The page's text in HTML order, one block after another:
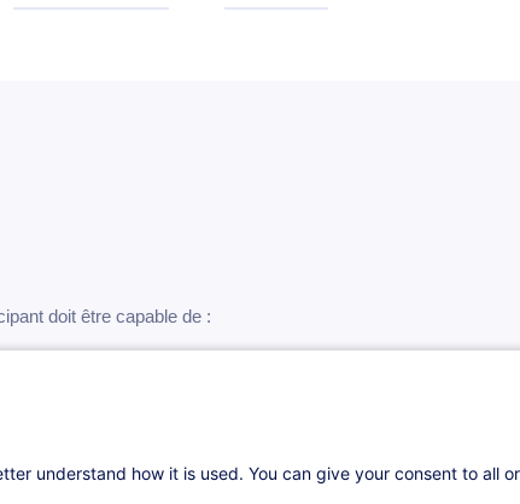
doit être capable de :
de ses collaborateurs
pilotage d’équipe
understand how it is used. You can give your consent to all